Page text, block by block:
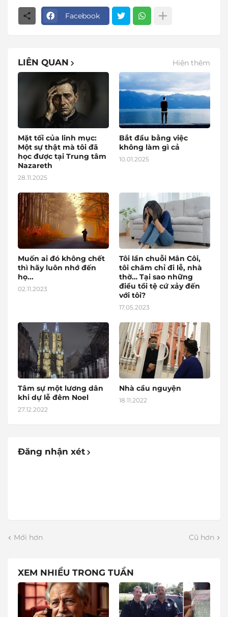
Facebook
LIÊN QUAN Hiện thêm
Mặt tối của linh mục:
Một sự thật mà tôi đã
học được tại Trung tâm
Nazareth
28.11.2025
Bắt đầu bằng việc
không làm gì cả
10.01.2025
Muốn ai đó không chết
thì hãy luôn nhớ đến
họ...
02.11.2023
Tôi lần chuỗi Mân Côi,
tôi chăm chỉ đi lễ, nhà
thờ… Tại sao những
điều tồi tệ cứ xảy đến
với tôi?
17.05.2023
Tâm sự một lương dân
khi dự lễ đêm Noel
27.12.2022
Nhà cầu nguyện
18.11.2022
Đăng nhận xét
Mới hơn Cũ hơn
XEM NHIỀU TRONG TUẦN